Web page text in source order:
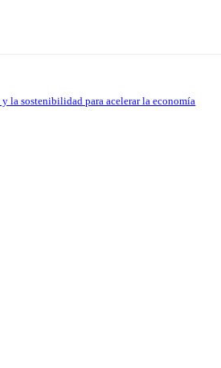
la sostenibilidad para acelerar la economía